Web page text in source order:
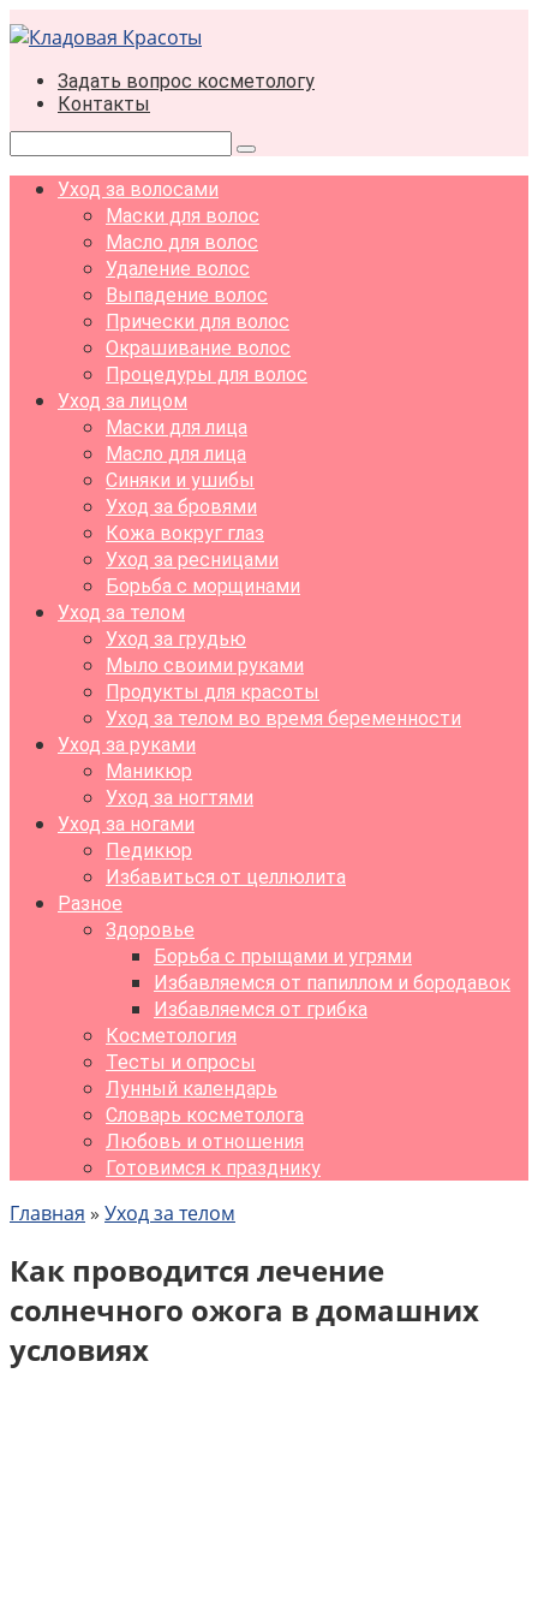
Перейти
к
контентуЗадать вопрос косметологу
Контакты
Поиск:
Уход за волосами
Маски для волос
Масло для волос
Удаление волос
Выпадение волос
Прически для волос
Окрашивание волос
Процедуры для волос
Уход за лицом
Маски для лица
Масло для лица
Синяки и ушибы
Уход за бровями
Кожа вокруг глаз
Уход за ресницами
Борьба с морщинами
Уход за телом
Уход за грудью
Мыло своими руками
Продукты для красоты
Уход за телом во время беременности
Уход за руками
Маникюр
Уход за ногтями
Уход за ногами
Педикюр
Избавиться от целлюлита
Разное
Здоровье
Борьба с прыщами и угрями
Избавляемся от папиллом и бородавок
Избавляемся от грибка
Косметология
Тесты и опросы
Лунный календарь
Словарь косметолога
Любовь и отношения
Готовимся к празднику
Главная » Уход за телом
Как проводится лечение
солнечного ожога в домашних
условиях